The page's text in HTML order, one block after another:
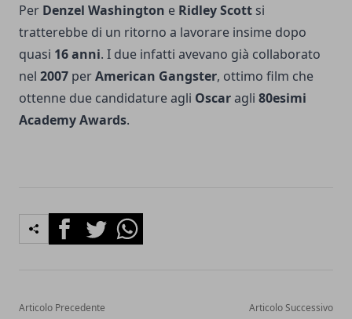
Per Denzel Washington e Ridley Scott si
tratterebbe di un ritorno a lavorare insime dopo
quasi 16 anni. I due infatti avevano già collaborato
nel 2007 perAmerican Gangster, ottimo film che
ottenne due candidature agli Oscaragli 80esimi
Academy Awards.
FacebookTwitterWhatsapp
Articolo Precedente Articolo Successivo